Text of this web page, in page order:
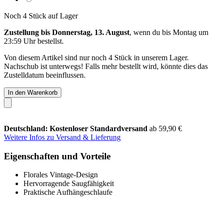
Noch 4 Stück auf Lager
Zustellung bis Donnerstag, 13. August, wenn du bis Montag um
23:59 Uhrbestellst.
Von diesem Artikel sind nur noch 4 Stück in unserem Lager.
Nachschub ist unterwegs! Falls mehr bestellt wird, könnte dies das
Zustelldatum beeinflussen.
In den Warenkorb
Deutschland: Kostenloser Standardversand ab 59,90 €
Weitere Infos zu Versand & Lieferung
Eigenschaften und Vorteile
Florales Vintage-Design
Hervorragende Saugfähigkeit
Praktische Aufhängeschlaufe